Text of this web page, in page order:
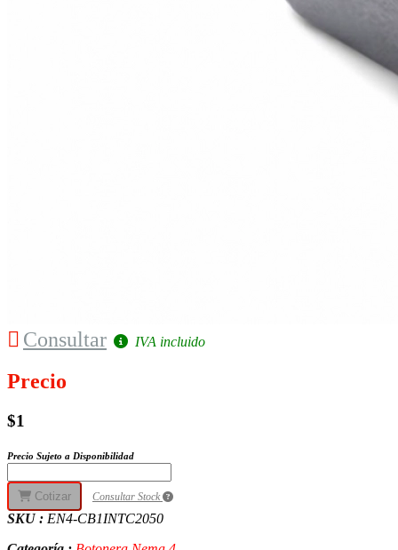
Consultar IVA incluido
Precio
$1
Precio Sujeto a Disponibilidad
Cotizar Consultar Stock
SKU : EN4-CB1INTC2050